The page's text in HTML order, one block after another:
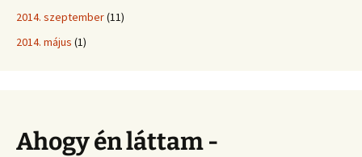
2014. szeptember(11)
2014. május (1)
Ahogy én láttam -